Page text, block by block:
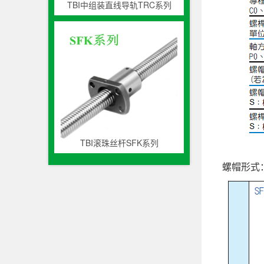
TBI中组装直线导轨TRC系列
TBI滚珠丝杆SFK系列
螺帽形式